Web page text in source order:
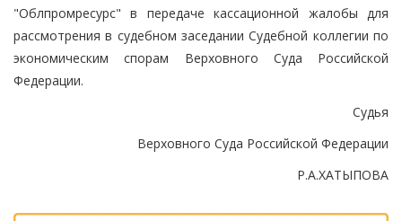
"Облпромресурс" в передаче кассационной жалобы для
рассмотрения в судебном заседании Судебной коллегии по
экономическим спорам Верховного Суда Российской
Федерации.
Судья
Верховного Суда Российской Федерации
Р.А.ХАТЫПОВА